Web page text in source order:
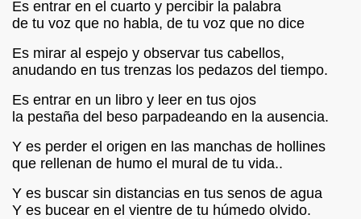
Es entrar en el cuarto y percibir la palabra
de tu voz que no habla, de tu voz que no dice
Es mirar al espejo y observar tus cabellos,
anudando en tus trenzas los pedazos del tiempo.
Es entrar en un libro y leer en tus ojos
la pestaña del beso parpadeando en la ausencia.
Y es perder el origen en las manchas de hollines
que rellenan de humo el mural de tu vida..
Y es buscar sin distancias en tus senos de agua
Y es bucear en el vientre de tu húmedo olvido.
POESÍA ORIENTAL
EROTICA , SUGESTIVA POR FANNY JEM WONG
:Silencios y Virtudes
:Paisaje Inevitable